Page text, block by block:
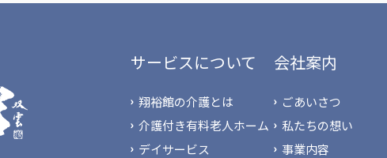
サービスについて
翔裕館の介護とは
介護付き有料老人ホーム
デイサービス
会社案内
ごあいさつ
私たちの想い
事業内容